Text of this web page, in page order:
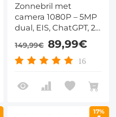
Zonnebril met
camera 1080P – 5MP
dual, EIS, ChatGPT, 26
talen, Bluetooth 5.2 &
4u – voor reizen en
meetings – Kentfaith
149,99€ 89,99€
16
17%